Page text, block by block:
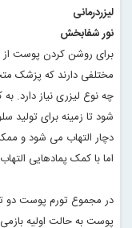
لیزردرمانی
نور شفابخش
برای روشن کردن پوست از
مختلفی دارند که
چه نوع لیزری نیاز دارد.
شود تا زمینه برای تولید
دچار التهاب می شود و
اما با کمک پمادهایی
در مجموع تورم پوست دو
پوست به حالت اولیه